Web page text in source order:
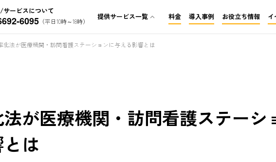
サービスについて
6095 （平日10時～18時） 提供サービス一覧 expand_less
介護保険レセプト代行
訪問看護レセプト代行
料金 導入事例 お役立ち情報
化法が医療機関・訪問看護ステーションに与える影響とは
が医療機関・訪問看護ステーシ
は